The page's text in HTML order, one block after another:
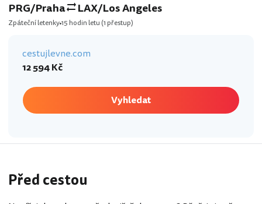
PRG/Praha LAX/Los Angeles
Zpáteční letenky15 hodin letu (1 přestup)
cestujlevne.com
12 594 Kč
Vyhledat
Před cestou